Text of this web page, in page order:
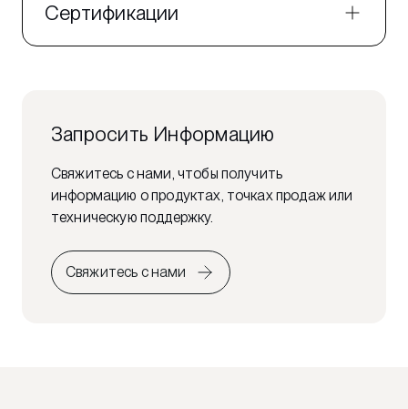
Сертификации
Запросить Информацию
Свяжитесь с нами, чтобы получить
информацию о продуктах, точках продаж или
техническую поддержку.
Свяжитесь с нами